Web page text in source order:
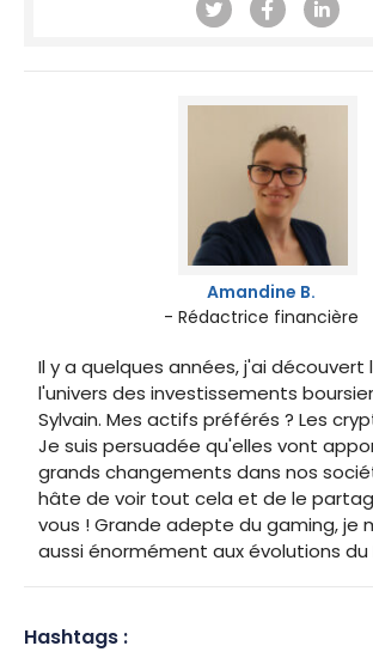
Amandine B.
- Rédactrice financière
Il y a quelques années, j'ai
l'univers des investissements
Sylvain. Mes actifs préférés ? Les
Je suis persuadée qu'elles vont
grands changements dans nos
hâte de voir tout cela et de le
vous ! Grande adepte du gaming, je
aussi énormément aux évolutions du
Hashtags :